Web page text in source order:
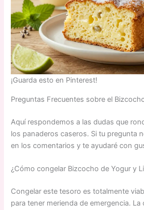
¡Guarda esto en Pinterest!
Preguntas Frecuentes sobre el
Aquí respondemos a las dudas que
los panaderos caseros. Si tu pregunta
en los comentarios y te ayudaré con
¿Cómo congelar Bizcocho de Yogur y
Congelar este tesoro es totalmente
para tener merienda de emergencia. La